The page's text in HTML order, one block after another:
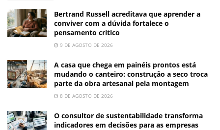
Bertrand Russell acreditava que aprender a
conviver com a dúvida fortalece o
pensamento crítico
9 DE AGOSTO DE 2026
A casa que chega em painéis prontos está
mudando o canteiro: construção a seco troca
parte da obra artesanal pela montagem
8 DE AGOSTO DE 2026
O consultor de sustentabilidade transforma
indicadores em decisões para as empresas